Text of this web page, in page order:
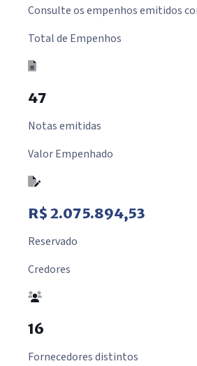
Consulte os empenhos emitidos
Total de Empenhos
47
Notas emitidas
Valor Empenhado
R$ 2.075.894,53
Reservado
Credores
16
Fornecedores distintos